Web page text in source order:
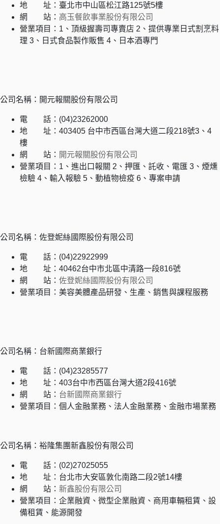
地 址：臺北市中山區松江路125號5樓
網 站： 高玉餐飲事業股份有限公司
營業項目：1、頂級握壽司專賣店 2、提供專業日式割烹料
理 3、日式食品製作販售 4、日本酒專門
公司名稱：開元報關股份有限公司
電 話：(04)23262000
地 址：403405 台中市西區台灣大道二段218號3、4
樓
網 站： 開元報關股份有限公司
營業項目：1、進出口報關 2、押匯、託收、電匯 3、煙燻
檢驗 4、輸入報驗 5、動植物檢疫 6、專案申請
公司名稱：佐登妮絲國際股份有限公司
電 話：(04)22922999
地 址：40462台中市北區中清路一段816號
網 站： 佐登妮絲國際股份有限公司
營業項目：美容美體產品研發、生產、銷售與課程服務
公司名稱：台新國際商業銀行
電 話：(04)23285577
地 址：403台中市西區台灣大道2段416號
網 站： 台新國際商業銀行
營業項目：個人金融業務、法人金融業務、金融市場業務
公司名稱：裕隆集團新鑫股份有限公司
電 話：(02)27025055
地 址：台北市大安區敦化南路二段2號14樓
網 站： 新鑫股份有限公司
營業項目：企業融資、微型企業融資、商用車輛租賃、設
備租賃、能源開發